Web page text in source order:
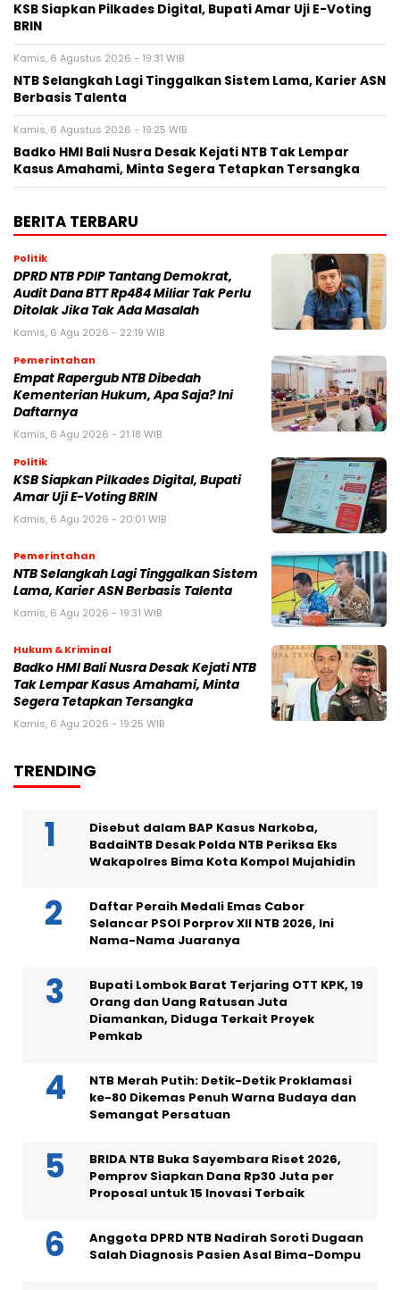
KSB Siapkan Pilkades Digital, Bupati Amar Uji E-Voting
BRIN
Kamis, 6 Agustus 2026 - 19:31 WIB
NTB Selangkah Lagi Tinggalkan Sistem Lama, Karier ASN
Berbasis Talenta
Kamis, 6 Agustus 2026 - 19:25 WIB
Badko HMI Bali Nusra Desak Kejati NTB Tak Lempar
Kasus Amahami, Minta Segera Tetapkan Tersangka
BERITA TERBARU
Politik
DPRD NTB PDIP Tantang Demokrat,
Audit Dana BTT Rp484 Miliar Tak Perlu
Ditolak Jika Tak Ada Masalah
Kamis, 6 Agu 2026 - 22:19 WIB
Pemerintahan
Empat Rapergub NTB Dibedah
Kementerian Hukum, Apa Saja? Ini
Daftarnya
Kamis, 6 Agu 2026 - 21:18 WIB
Politik
KSB Siapkan Pilkades Digital, Bupati
Amar Uji E-Voting BRIN
Kamis, 6 Agu 2026 - 20:01 WIB
Pemerintahan
NTB Selangkah Lagi Tinggalkan Sistem
Lama, Karier ASN Berbasis Talenta
Kamis, 6 Agu 2026 - 19:31 WIB
Hukum & Kriminal
Badko HMI Bali Nusra Desak Kejati NTB
Tak Lempar Kasus Amahami, Minta
Segera Tetapkan Tersangka
Kamis, 6 Agu 2026 - 19:25 WIB
TRENDING
Disebut dalam BAP Kasus Narkoba,
BadaiNTB Desak Polda NTB Periksa Eks
Wakapolres Bima Kota Kompol Mujahidin
Daftar Peraih Medali Emas Cabor
Selancar PSOI Porprov XII NTB 2026, Ini
Nama-Nama Juaranya
Bupati Lombok Barat Terjaring OTT KPK, 19
Orang dan Uang Ratusan Juta
Diamankan, Diduga Terkait Proyek
Pemkab
NTB Merah Putih: Detik-Detik Proklamasi
ke-80 Dikemas Penuh Warna Budaya dan
Semangat Persatuan
BRIDA NTB Buka Sayembara Riset 2026,
Pemprov Siapkan Dana Rp30 Juta per
Proposal untuk 15 Inovasi Terbaik
Anggota DPRD NTB Nadirah Soroti Dugaan
Salah Diagnosis Pasien Asal Bima-Dompu